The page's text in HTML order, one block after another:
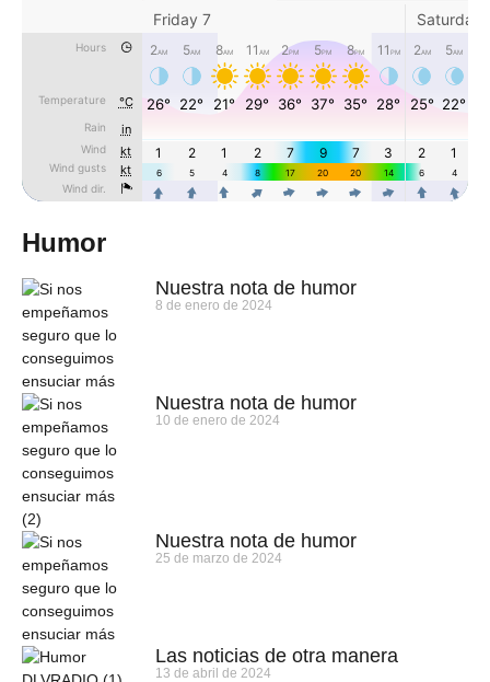
Humor
Nuestra nota de humor
8 de enero de 2024
Nuestra nota de humor
10 de enero de 2024
Nuestra nota de humor
25 de marzo de 2024
Las noticias de otra manera
13 de abril de 2024